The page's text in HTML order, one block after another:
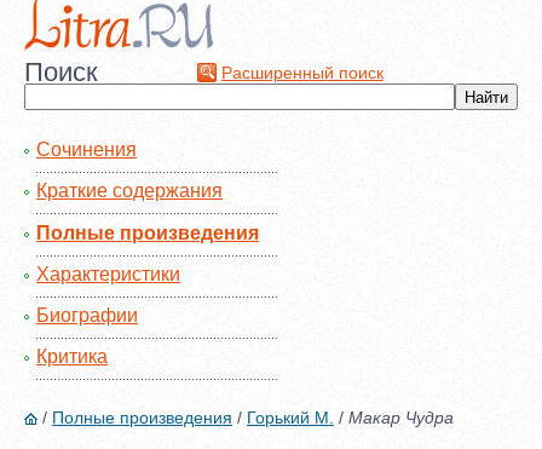
Поиск Расширенный поиск
Сочинения
Краткие содержания
Полные произведения
Характеристики
Биографии
Критика
/ Полные произведения / Горький М. / Макар Чудра